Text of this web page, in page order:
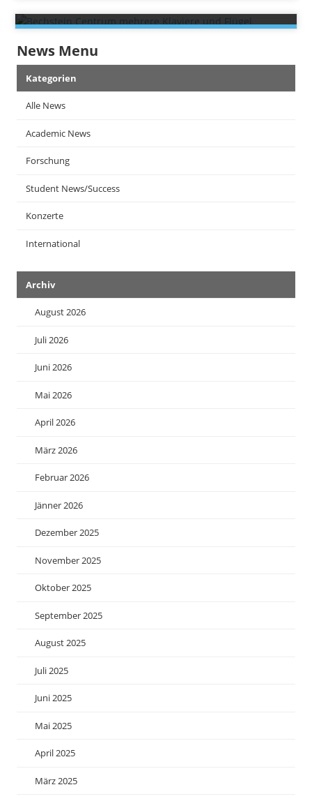
News Menu
Kategorien
Alle News
Academic News
Forschung
Student News/Success
Konzerte
International
Archiv
August 2026
Juli 2026
Juni 2026
Mai 2026
April 2026
März 2026
Februar 2026
Jänner 2026
Dezember 2025
November 2025
Oktober 2025
September 2025
August 2025
Juli 2025
Juni 2025
Mai 2025
April 2025
März 2025